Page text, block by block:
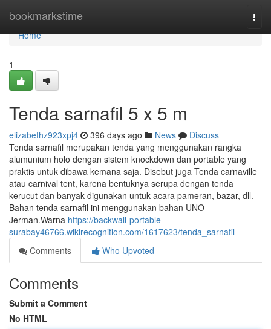
bookmarkstime
Home
Home
1
Tenda sarnafil 5 x 5 m
elizabethz923xpj4 396 days ago News
Discuss
Tenda sarnafil merupakan tenda yang menggunakan rangka
alumunium holo dengan sistem knockdown dan portable yang
praktis untuk dibawa kemana saja. Disebut juga Tenda carnaville
atau carnival tent, karena bentuknya serupa dengan tenda
kerucut dan banyak digunakan untuk acara pameran, bazar, dll.
Bahan tenda sarnafil ini menggunakan bahan UNO
Jerman.Warna https://backwall-portable-
surabay46766.wikirecognition.com/1617623/tenda_sarnafil
Comments
Who Upvoted
Comments
Submit a Comment
No HTML